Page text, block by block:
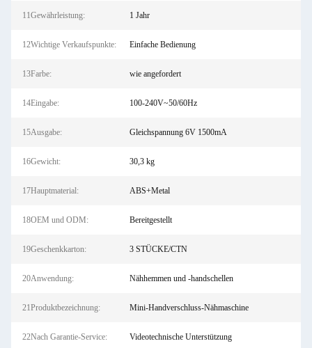
11Gewährleistung: 1 Jahr
12Wichtige Verkaufspunkte: Einfache Bedienung
13Farbe: wie angefordert
14Eingabe: 100-240V~50/60Hz
15Ausgabe: Gleichspannung 6V 1500mA
16Gewicht: 30,3 kg
17Hauptmaterial: ABS+Metal
18OEM und ODM: Bereitgestellt
19Geschenkkarton: 3 STÜCKE/CTN
20Anwendung: Nähhemmen und -handschellen
21Produktbezeichnung: Mini-Handverschluss-Nähmaschine
22Nach Garantie-Service: Videotechnische Unterstützung